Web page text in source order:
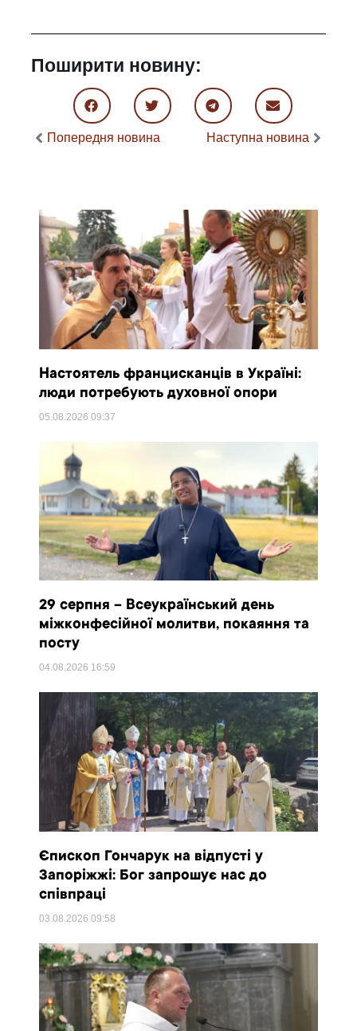
Поширити новину:
Попередня новина Наступна новина
Настоятель францисканців в Україні:
люди потребують духовної опори
05.08.202609:37
29 серпня – Всеукраїнський день
міжконфесійної молитви, покаяння та
посту
04.08.2026 16:59
Єпископ Гончарук на відпусті у
Запоріжжі: Бог запрошує нас до
співпраці
03.08.202609:58